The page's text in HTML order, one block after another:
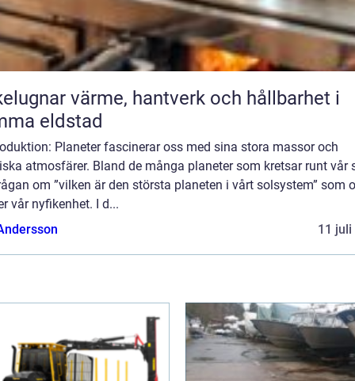
hantverk och hållbarhet i
eldstad
Planeter fascinerar oss med sina stora massor och
atmosfärer. Bland de många planeter som kretsar runt vår
om ”vilken är den största planeten i vårt solsystem” som
vår nyfikenhet. I d...
11 juli